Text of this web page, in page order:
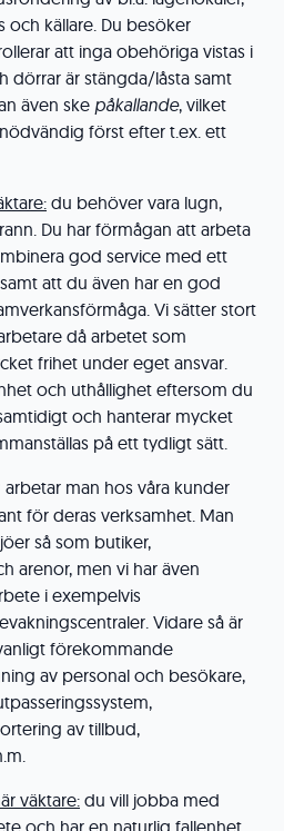
och källare. Du besöker
att inga obehöriga vistas i
dörrar är stängda/låsta samt
även ske påkallande, vilket
först efter t.ex. ett
du behöver vara lugn,
Du har förmågan att arbeta
god service med ett
att du även har en god
Vi sätter stort
då arbetet som
frihet under eget ansvar.
och uthållighet eftersom du
och hanterar mycket
på ett tydligt sätt.
arbetar man hos våra kunder
för deras verksamhet. Man
så som butiker,
arenor, men vi har även
i exempelvis
Vidare så är
förekommande
av personal och besökare,
av tillbud,
väktare: du vill jobba med
och har en naturlig fallenhet